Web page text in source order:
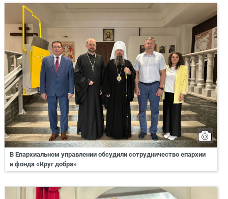
В Епархиальном управлении обсудили сотрудничество епархии
и фонда «Круг добра»